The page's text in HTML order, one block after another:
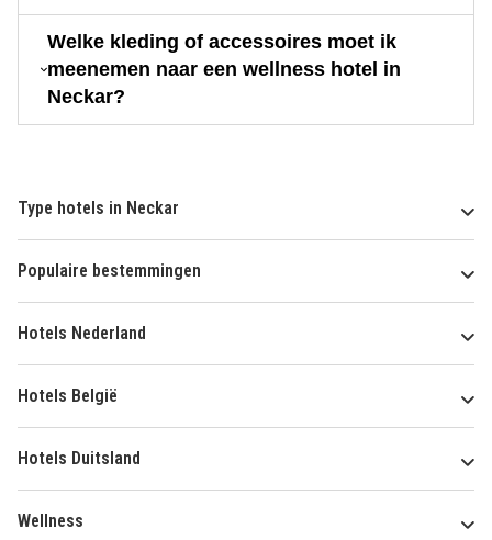
Welke kleding of accessoires moet ik
meenemen naar een wellness hotel in
Neckar?
Type hotels in Neckar
Populaire bestemmingen
Hotels Nederland
Hotels België
Hotels Duitsland
Wellness